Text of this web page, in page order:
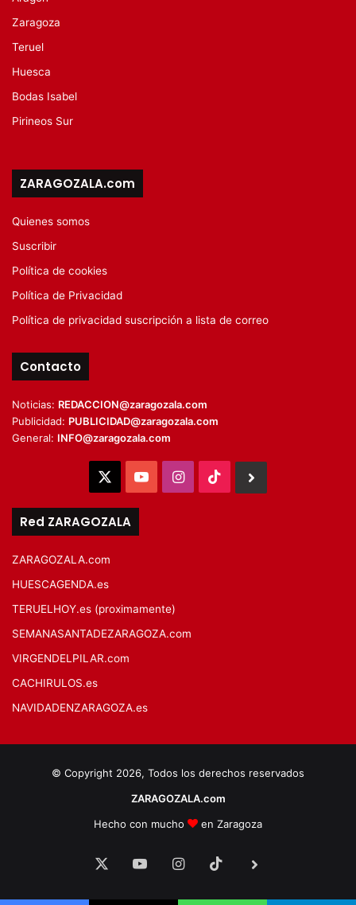
Zaragoza
Teruel
Huesca
Bodas Isabel
Pirineos Sur
ZARAGOZALA.com
Quienes somos
Suscribir
Política de cookies
Política de Privacidad
Política de privacidad suscripción a lista de correo
Contacto
Noticias: REDACCION@zaragozala.com
Publicidad: PUBLICIDAD@zaragozala.com
General: INFO@zaragozala.com
YouTubeInstagram
TikTok
Red ZARAGOZALA
ZARAGOZALA.com
HUESCAGENDA.es
TERUELHOY.es (proximamente)
SEMANASANTADEZARAGOZA.com
VIRGENDELPILAR.com
CACHIRULOS.es
NAVIDADENZARAGOZA.es
© Copyright 2026, Todos los derechos reservados
ZARAGOZALA.com
Hecho con mucho
en Zaragoza
YouTubeInstagram
TikTok